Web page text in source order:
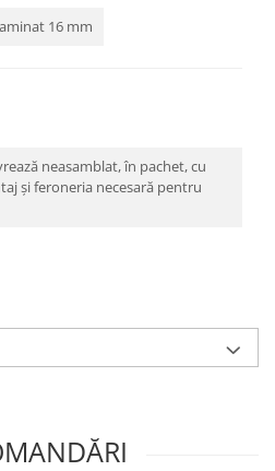
16 mm
neasamblat, în pachet, cu
și feroneria necesară pentru